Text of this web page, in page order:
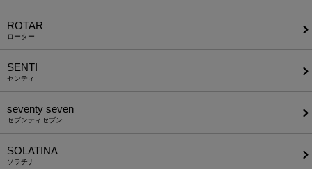
ROTAR
ローター
SENTI
センティ
seventy seven
セブンティセブン
SOLATINA
ソラチナ